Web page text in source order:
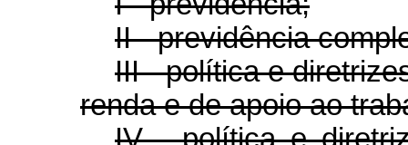
II - previdência
III - política e
renda e de apoio ao